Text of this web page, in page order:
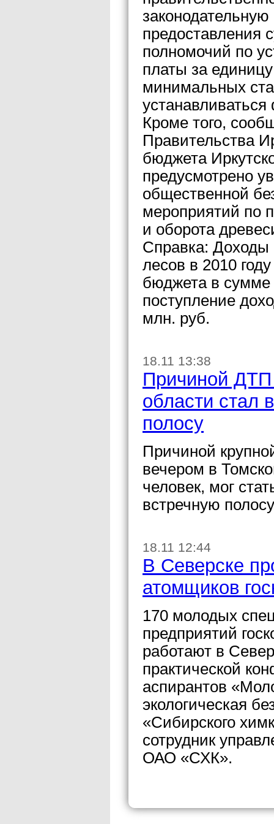
предоставления
полномочий по
платы за
минимальных
Кроме того,
Правительства
бюджета
предусмотрено
общественной
мероприятий по
и оборота
Справка: Доходы
лесов в 2010
бюджета в
поступление
млн. руб.
18.11 13:38
Причиной
области стал
полосу
Причиной
вечером в
человек, мог
встречную
18.11 12:44
В Северске
атомщиков
170 молодых
предприятий
работают в
практической
аспирантов
экологическая
«Сибирского
сотрудник
ОАО «СХК».